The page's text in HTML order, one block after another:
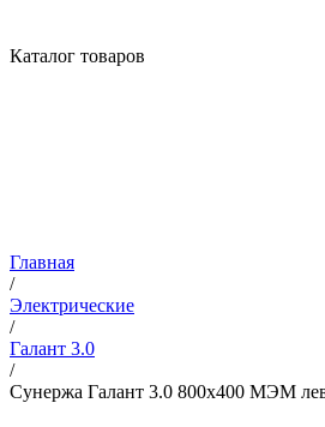
Каталог товаров
Главная
/
Электрические
/
Галант 3.0
/
Сунержа Галант 3.0 800х400 МЭМ